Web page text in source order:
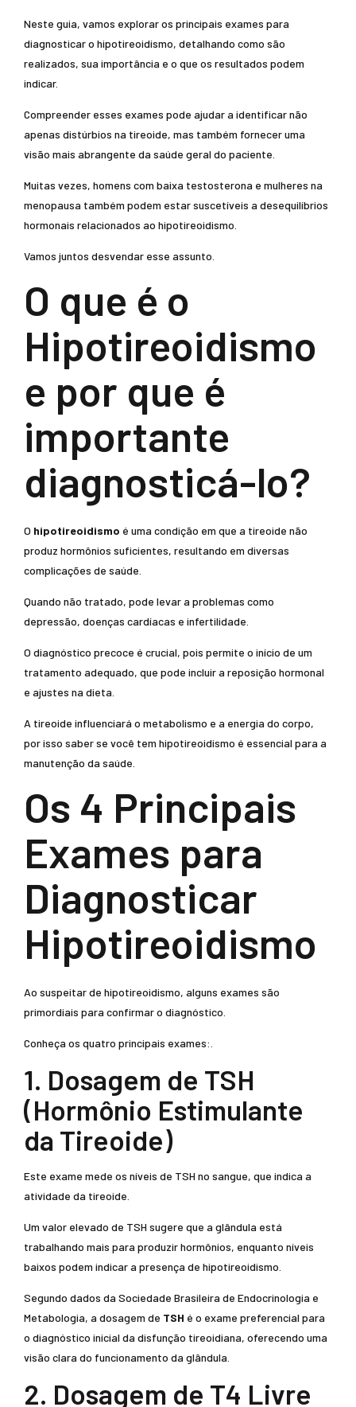
Neste guia, vamos explorar os principais exames para
diagnosticar o hipotireoidismo, detalhando como são
realizados, sua importância e o que os resultados podem
indicar.
Compreender esses exames pode ajudar a identificar não
apenas distúrbios na tireoide, mas também fornecer uma
visão mais abrangente da saúde geral do paciente.
Muitas vezes, homens com baixa testosterona e mulheres na
menopausa também podem estar suscetíveis a desequilíbrios
hormonais relacionados ao hipotireoidismo.
Vamos juntos desvendar esse assunto.
O que é o
Hipotireoidismo
e por que é
importante
diagnosticá-lo?
O hipotireoidismo é uma condição em que a tireoide não
produz hormônios suficientes, resultando em diversas
complicações de saúde.
Quando não tratado, pode levar a problemas como
depressão, doenças cardíacas e infertilidade.
O diagnóstico precoce é crucial, pois permite o início de um
tratamento adequado, que pode incluir a reposição hormonal
e ajustes na dieta.
A tireoide influenciará o metabolismo e a energia do corpo,
por isso saber se você tem hipotireoidismo é essencial para a
manutenção da saúde.
Os 4 Principais
Exames para
Diagnosticar
Hipotireoidismo
Ao suspeitar de hipotireoidismo, alguns exames são
primordiais para confirmar o diagnóstico.
Conheça os quatro principais exames:.
1. Dosagem de TSH
(Hormônio Estimulante
da Tireoide)
Este exame mede os níveis de TSH no sangue, que indica a
atividade da tireoide.
Um valor elevado de TSH sugere que a glândula está
trabalhando mais para produzir hormônios, enquanto níveis
baixos podem indicar a presença de hipotireoidismo.
Segundo dados da Sociedade Brasileira de Endocrinologia e
Metabologia, a dosagem de TSH é o exame preferencial para
o diagnóstico inicial da disfunção tireoidiana, oferecendo uma
visão clara do funcionamento da glândula.
2. Dosagem de T4 Livre